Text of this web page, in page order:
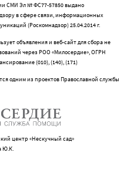
СМИ Эл № ФС77-57850 выдано
в сфере связи, информационных
(Роскомнадзор) 25.04.2014 г.
объявления и веб-сайт для сбора не
через РОО «Милосердие», ОГРН
(010), (140), (171)
одним из проектов Православной службы
центр «Нескучный сад»
Ю.К.